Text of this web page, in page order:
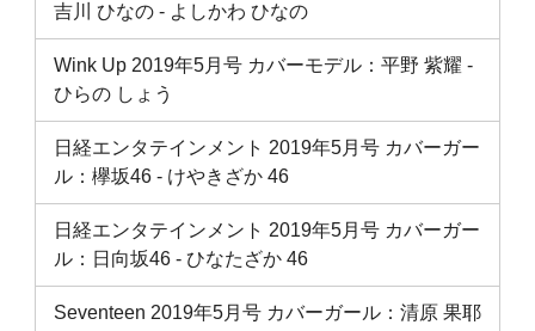
吉川 ひなの ‐ よしかわ ひなの
Wink Up 2019年5月号 カバーモデル：平野 紫耀 ‐
ひらの しょう
日経エンタテインメント 2019年5月号 カバーガー
ル：欅坂46 ‐ けやきざか 46
日経エンタテインメント 2019年5月号 カバーガー
ル：日向坂46 ‐ ひなたざか 46
Seventeen 2019年5月号 カバーガール：清原 果耶